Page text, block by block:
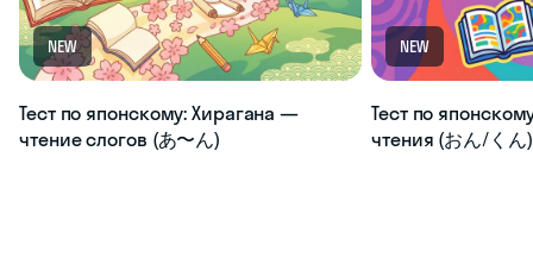
NEW
Тест по японскому: Хирагана —
чтение слогов (あ〜ん)
NEW
Тест по
чтения (おん/く